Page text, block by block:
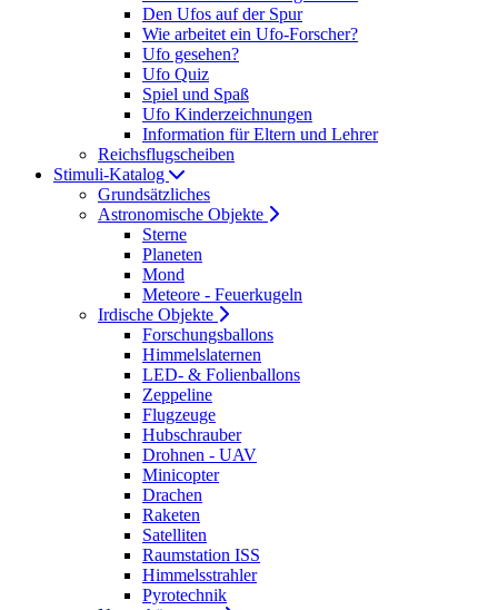
Den Ufos auf der Spur
Wie arbeitet ein Ufo-Forscher?
Ufo gesehen?
Ufo Quiz
Spiel und Spaß
Ufo Kinderzeichnungen
Information für Eltern und Lehrer
Reichsflugscheiben
Stimuli-Katalog
Grundsätzliches
Astronomische Objekte
Sterne
Planeten
Mond
Meteore - Feuerkugeln
Irdische Objekte
Forschungsballons
Himmelslaternen
LED- & Folienballons
Zeppeline
Flugzeuge
Hubschrauber
Drohnen - UAV
Minicopter
Drachen
Raketen
Satelliten
Raumstation ISS
Himmelsstrahler
Pyrotechnik